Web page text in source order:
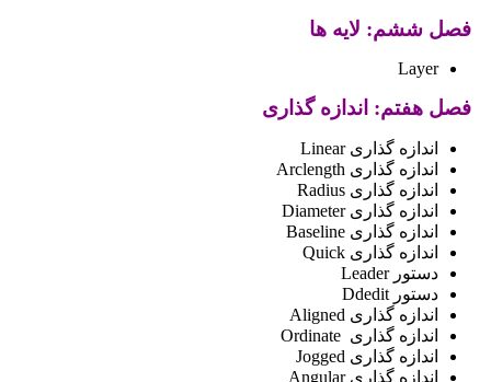
فصل ششم: لایه ها
Layer
فصل هفتم: اندازه گذاری
اندازه گذاری Linear
اندازه گذاری Arclength
اندازه گذاری Radius
اندازه گذاری Diameter
اندازه گذاری Baseline
اندازه گذاری Quick
دستور Leader
دستور Ddedit
اندازه گذاری Aligned
اندازه گذاری Ordinate
اندازه گذاری Jogged
اندازه گذاری Angular